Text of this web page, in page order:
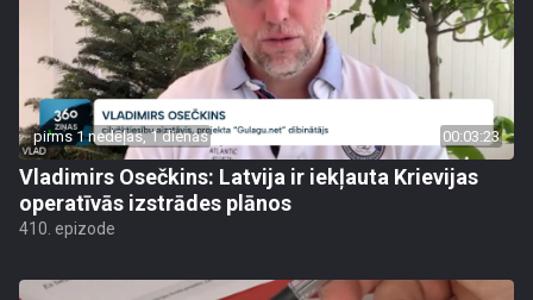
pirms 1 nedēļas, 1 dienas 00:03:23
Vladimirs Osečkins: Latvija ir iekļauta Krievijas
operatīvās izstrādes plānos
410. epizode